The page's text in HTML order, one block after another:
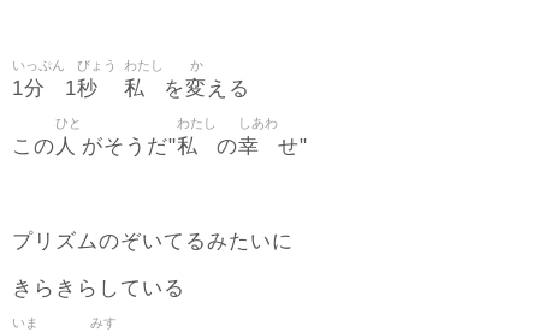
1分
いっぷん
1秒
びょう
私
わたし
を変
か
える
この 人
ひと
がそうだ"私
わたし
の幸
しあわ
せ"
プリズムのぞいてるみたいに
きらきらしている
いま みす